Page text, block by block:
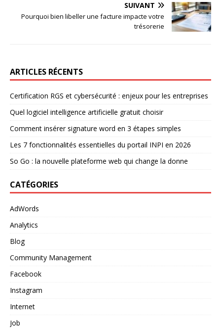
SUIVANT
Pourquoi bien libeller une facture impacte votre
trésorerie
ARTICLES RÉCENTS
Certification RGS et cybersécurité : enjeux pour les entreprises
Quel logiciel intelligence artificielle gratuit choisir
Comment insérer signature word en 3 étapes simples
Les 7 fonctionnalités essentielles du portail INPI en 2026
So Go : la nouvelle plateforme web qui change la donne
CATÉGORIES
AdWords
Analytics
Blog
Community Management
Facebook
Instagram
Internet
Job